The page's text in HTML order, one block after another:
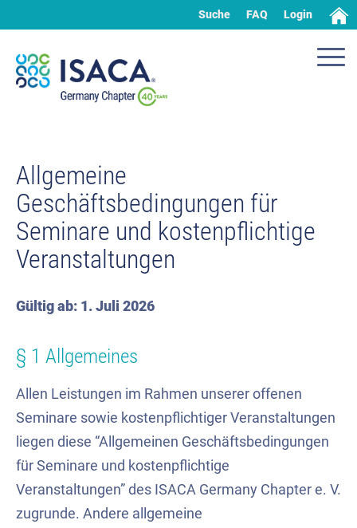
Suche FAQ Login
Allgemeine
Geschäftsbedingungen für
Seminare und kostenpflichtige
Veranstaltungen
Gültig ab: 1. Juli 2026
§ 1 Allgemeines
Allen Leistungen im Rahmen unserer offenen
Seminare sowie kostenpflichtiger Veranstaltungen
liegen diese “Allgemeinen Geschäftsbedingungen
für Seminare und kostenpflichtige
Veranstaltungen” des ISACA Germany Chapter e. V.
zugrunde. Andere allgemeine